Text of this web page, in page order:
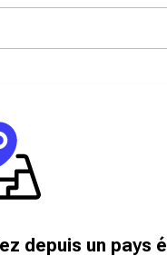
pour passer à votre
depuis un pays